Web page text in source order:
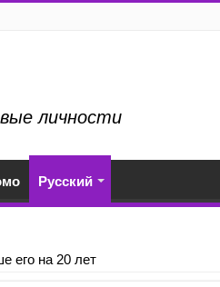
личности
Русский
его на 20 лет